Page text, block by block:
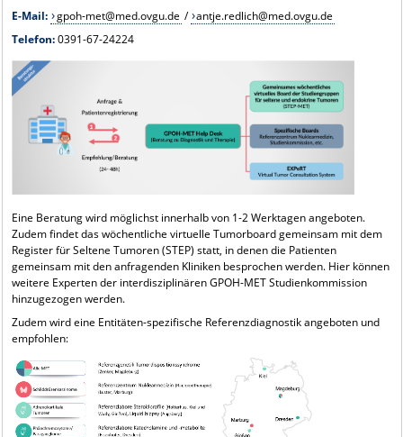
E-Mail: gpoh-met@med.ovgu.de / antje.redlich@med.ovgu.de
Telefon:0391-67-24224
Eine Beratung wird möglichst innerhalb von 1-2 Werktagen angeboten.
Zudem findet das wöchentliche virtuelle Tumorboard gemeinsam mit dem
Register für Seltene Tumoren (STEP) statt, in denen die Patienten
gemeinsam mit den anfragenden Kliniken besprochen werden. Hier können
weitere Experten der interdisziplinären GPOH-MET Studienkommission
hinzugezogen werden.
Zudem wird eine Entitäten-spezifische Referenzdiagnostik angeboten und
empfohlen: